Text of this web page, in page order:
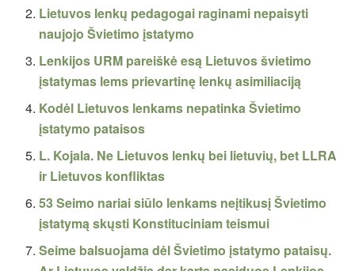
Lietuvos lenkų pedagogai raginami nepaisyti
naujojo Švietimo įstatymo
Lenkijos URM pareiškė esą Lietuvos švietimo
įstatymas lems prievartinę lenkų asimiliaciją
Kodėl Lietuvos lenkams nepatinka Švietimo
įstatymo pataisos
L. Kojala. Ne Lietuvos lenkų bei lietuvių, bet LLRA
ir Lietuvos konfliktas
53 Seimo nariai siūlo lenkams neįtikusį Švietimo
įstatymą skųsti Konstituciniam teismui
Seime balsuojama dėl Švietimo įstatymo pataisų.